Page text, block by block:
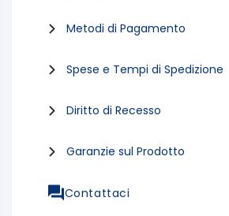
Metodi di Pagamento
Spese e Tempi di Spedizione
Diritto di Recesso
Garanzie sul Prodotto
Contattaci